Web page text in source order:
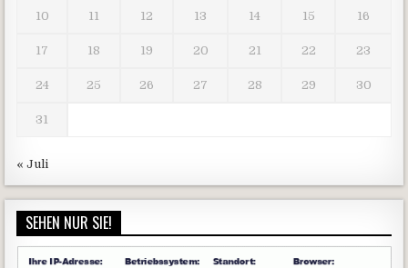
10 11 12 13 14 15 16
17 18 19 20 21 22 23
24 25 26 27 28 29 30
31
« Juli
SEHEN NUR SIE!